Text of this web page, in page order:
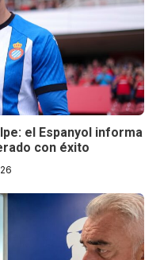
el Espanyol informa
con éxito